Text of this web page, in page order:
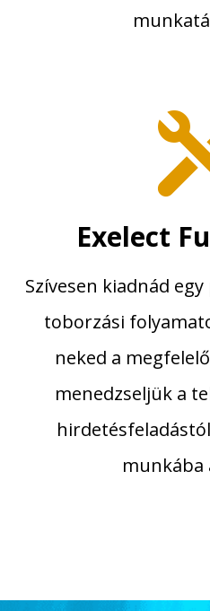
Exelect
Szívesen kiadnád
toborzási
neked a
menedzseljük a
munkába